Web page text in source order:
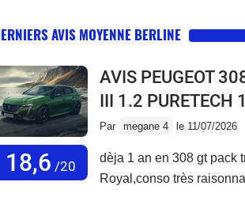
AVIS MOYENNE BERLINE
18,6 /20
AVIS PEUGEOT
III 1.2 PURETECH
Par megane 4 le 11/07/2026
dèja 1 an en 308 gt pack
Royal,conso très